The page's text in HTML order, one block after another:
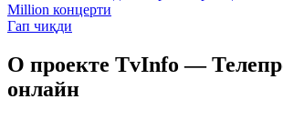
Million концерти
Гап чиқди
О проекте TvInfo —
онлайн